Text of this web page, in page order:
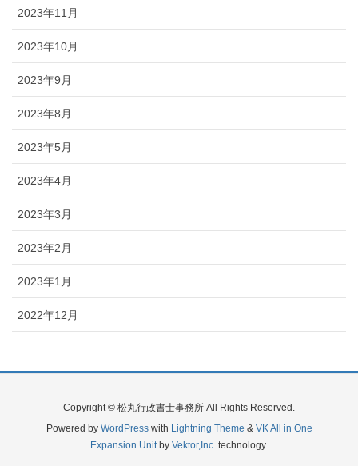
2023年11月
2023年10月
2023年9月
2023年8月
2023年5月
2023年4月
2023年3月
2023年2月
2023年1月
2022年12月
Copyright © 松丸行政書士事務所 All Rights Reserved.
Powered by WordPresswith Lightning Theme & VK All in One
Expansion Unitby Vektor,Inc. technology.